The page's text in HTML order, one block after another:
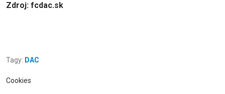
Zdroj: fcdac.sk
Tagy: DAC
Cookies